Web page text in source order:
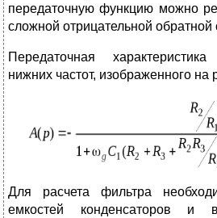
передаточную функцию можно
сложной отрицательной обратной
Передаточная
нижних частот, изображенного на
Для расчета фильтра
емкостей конденсаторов и